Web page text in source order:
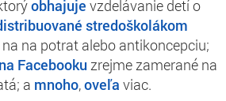
obhajuje vzdelávanie detí o
stredoškolákom
na potrat alebo antikoncepciu;
Facebooku zrejme zamerané na
a mnoho,oveľa viac.